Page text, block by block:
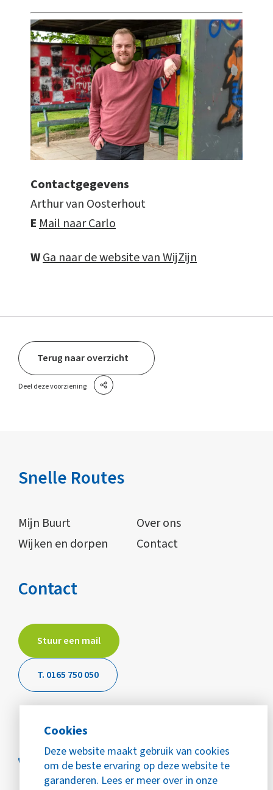
Cookies
Deze website maakt gebruik van cookies
om de beste ervaring op deze website te
garanderen. Lees er meer over in onze
Contactgegevens
Arthur van Oosterhout
EMail naar Carlo
WGa naar de website van WijZijn
Terug naar overzicht
Deel deze voorziening
Snelle Routes
Mijn Buurt
Over ons
Wijken en dorpen
Contact
Contact
Stuur een mail
T. 0165 750 050